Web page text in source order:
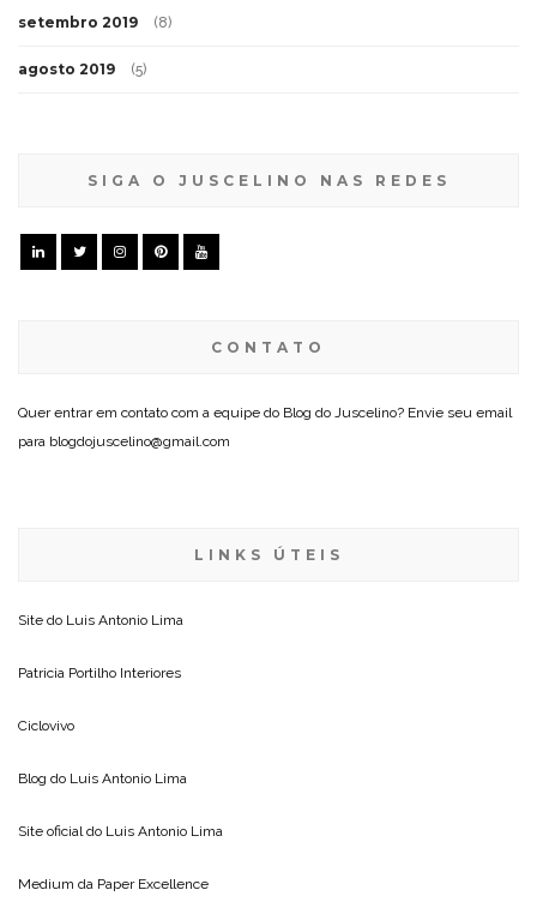
setembro 2019 (8)
agosto 2019 (5)
SIGA O JUSCELINO NAS REDES
CONTATO
Quer entrar em contato com a equipe do Blog do Juscelino? Envie seu email
para blogdojuscelino@gmail.com
LINKS ÚTEIS
Site do Luis Antonio Lima
Patricia Portilho Interiores
Ciclovivo
Blog do Luis Antonio Lima
Site oficial do Luis Antonio Lima
Medium da Paper Excellence